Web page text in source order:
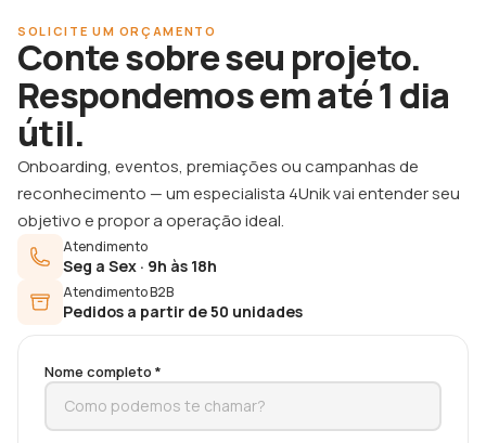
SOLICITE UM ORÇAMENTO
Conte sobre seu projeto.
Respondemos em até 1 dia
útil.
Onboarding, eventos, premiações ou campanhas de
reconhecimento — um especialista 4Unik vai entender seu
objetivo e propor a operação ideal.
Atendimento
Seg a Sex · 9h às 18h
Atendimento B2B
Pedidos a partir de 50 unidades
Nome completo *